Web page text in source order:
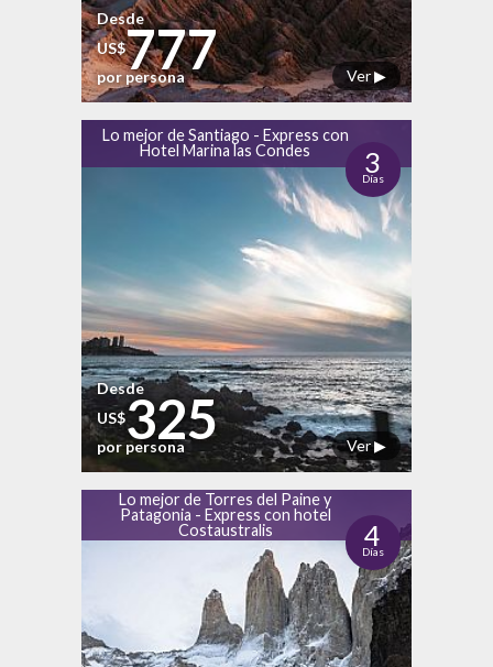
Ver ▶
Desde
US$777
por persona
Lo mejor de Santiago - Express con
Hotel Marina las Condes
3
Días
Ver ▶
Desde
US$325
por persona
Lo mejor de Torres del Paine y
Patagonia - Express con hotel
Costaustralis
4
Días